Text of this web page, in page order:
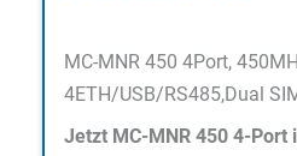
MC-MNR 450 4Port,
4ETH/USB/RS485,Dual
Jetzt MC-MNR 450 4-Port